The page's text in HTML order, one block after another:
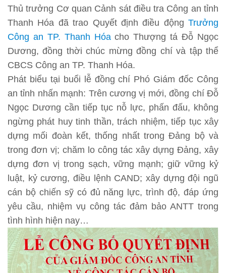
Thủ trưởng Cơ quan Cảnh sát điều tra Công an tỉnh
Thanh Hóa đã trao Quyết định điều động Trưởng
Công an TP. Thanh Hóacho Thượng tá Đỗ Ngọc
Dương, đồng thời chúc mừng đồng chí và tập thể
CBCS Công an TP. Thanh Hóa.
Phát biểu tại buổi lễ đồng chí Phó Giám đốc Công
an tỉnh nhấn mạnh: Trên cương vị mới, đồng chí Đỗ
Ngọc Dương cần tiếp tục nỗ lực, phấn đấu, không
ngừng phát huy tinh thần, trách nhiệm, tiếp tục xây
dựng mối đoàn kết, thống nhất trong Đảng bộ và
trong đơn vị; chăm lo công tác xây dựng Đảng, xây
dựng đơn vị trong sạch, vững mạnh; giữ vững kỷ
luật, kỷ cương, điều lệnh CAND; xây dựng đội ngũ
cán bộ chiến sỹ có đủ năng lực, trình độ, đáp ứng
yêu cầu, nhiệm vụ công tác đảm bảo ANTT trong
tình hình hiện nay…